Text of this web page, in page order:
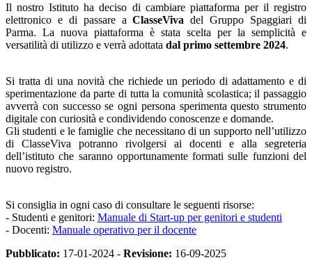
Il nostro Istituto ha deciso di cambiare piattaforma per il registro
elettronico e di passare aClasseViva del Gruppo Spaggiari di
Parma. La nuova piattaforma è stata scelta per la semplicità e
versatilità di utilizzo e verrà adottata dal primo settembre 2024.
Si tratta di una novità che richiede un periodo di adattamento e di
sperimentazione da parte di tutta la comunità scolastica; il passaggio
avverrà con successo se ogni persona sperimenta questo strumento
digitale con curiosità e condividendo conoscenze e domande.
Gli studenti e le famiglie che necessitano di un supporto nell’utilizzo
di ClasseViva potranno rivolgersi ai docenti e alla segreteria
dell’istituto che saranno opportunamente formati sulle funzioni del
nuovo registro.
Si consiglia in ogni caso di consultare le seguenti risorse:
- Studenti e genitori: Manuale di Start-up per genitori e studenti
- Docenti: Manuale operativo per il docente
Pubblicato: 17-01-2024 - Revisione: 16-09-2025